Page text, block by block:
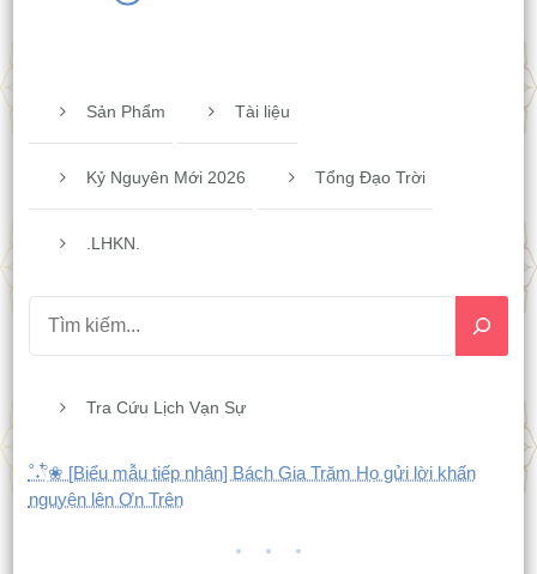
Sản Phẩm Tài liệu
Kỷ Nguyên Mới 2026 Tổng Đạo Trời
.LHKN.
Tra Cứu Lịch Vạn Sự
˚˖𓍢ִ໋❀ [Biểu mẫu tiếp nhận] Bách Gia Trăm Họ gửi lời khấn
nguyện lên Ơn Trên